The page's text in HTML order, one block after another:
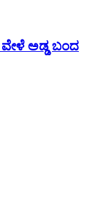
ಅಡ್ಡ ಬಂದ